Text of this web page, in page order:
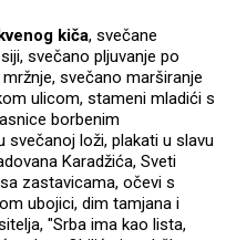
kiča, svečane
svečano pljuvanje po
svečano marširanje
ulicom, stameni mladići s
borbenim
loži, plakati u slavu
Karadžića, Sveti
zastavicama, očevi s
ubojici, dim tamjana i
"Srba ima kao lista,